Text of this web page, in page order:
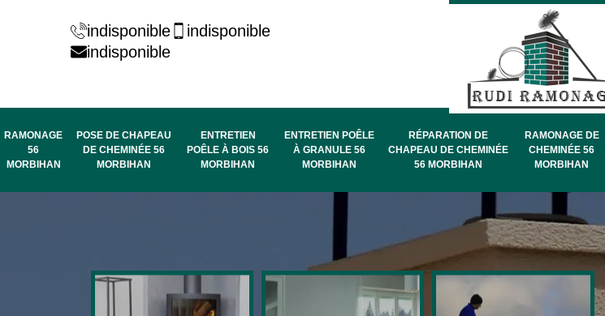
indisponible
indisponible
indisponible
RAMONAGE
56
MORBIHAN
POSE DE CHAPEAU
DE CHEMINÉE 56
MORBIHAN
ENTRETIEN
POÊLE À BOIS 56
MORBIHAN
ENTRETIEN POÊLE
À GRANULE 56
MORBIHAN
RÉPARATION DE
CHAPEAU DE CHEMINÉE
56 MORBIHAN
RAMONAGE DE
CHEMINÉE 56
MORBIHAN